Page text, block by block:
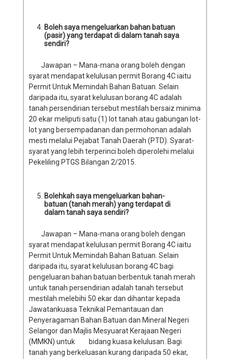
Boleh saya mengeluarkan bahan batuan
(pasir) yang terdapat di dalam tanah saya
sendiri?
Jawapan – Mana-mana orang boleh dengan
syarat mendapat kelulusan permit Borang 4C iaitu
Permit Untuk Memindah Bahan Batuan. Selain
daripada itu, syarat kelulusan borang 4C adalah
tanah persendirian tersebut mestilah bersaiz minima
20 ekar meliputi satu (1) lot tanah atau gabungan lot-
lot yang bersempadanan dan permohonan adalah
mesti melalui Pejabat Tanah Daerah (PTD). Syarat-
syarat yang lebih terperinci boleh diperolehi melalui
Pekeliling PTGS Bilangan 2/2015.
Bolehkah saya mengeluarkan bahan-
batuan (tanah merah) yang terdapat di
dalam tanah saya sendiri?
Jawapan – Mana-mana orang boleh dengan
syarat mendapat kelulusan permit Borang 4C iaitu
Permit Untuk Memindah Bahan Batuan. Selain
daripada itu, syarat kelulusan borang 4C bagi
pengeluaran bahan batuan berbentuk tanah merah
untuk tanah persendirian adalah tanah tersebut
mestilah melebihi 50 ekar dan dihantar kepada
Jawatankuasa Teknikal Pemantauan dan
Penyeragaman Bahan Batuan dan Mineral Negeri
Selangor dan Majlis Mesyuarat Kerajaan Negeri
(MMKN) untuk bidang kuasa kelulusan. Bagi
tanah yang berkeluasan kurang daripada 50 ekar,